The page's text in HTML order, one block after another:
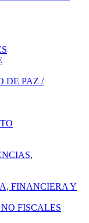
DE PAZ /
FINANCIERA Y
FISCALES